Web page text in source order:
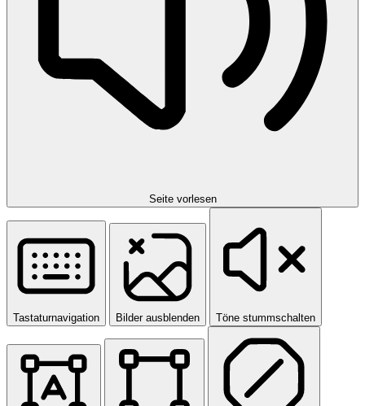
Seite vorlesen
Tastaturnavigation Bilder ausblenden Töne stummschalten